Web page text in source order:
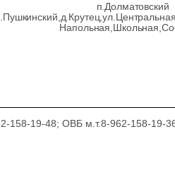
п.Долматовский
158-19-48; ОВБ м.т.8-962-158-19-